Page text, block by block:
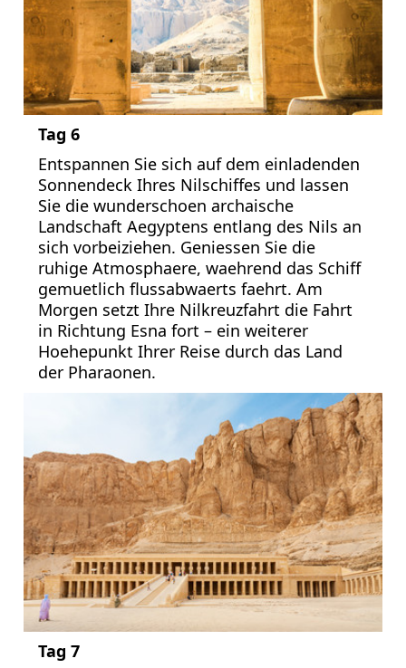
Tag 6
Entspannen Sie sich auf dem einladenden
Sonnendeck Ihres Nilschiffes und lassen
Sie die wunderschoen archaische
Landschaft Aegyptens entlang des Nils an
sich vorbeiziehen. Geniessen Sie die
ruhige Atmosphaere, waehrend das Schiff
gemuetlich flussabwaerts faehrt. Am
Morgen setzt Ihre Nilkreuzfahrt die Fahrt
in Richtung Esna fort – ein weiterer
Hoehepunkt Ihrer Reise durch das Land
der Pharaonen.
Tag 7